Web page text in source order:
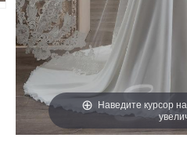
Наведите курсор